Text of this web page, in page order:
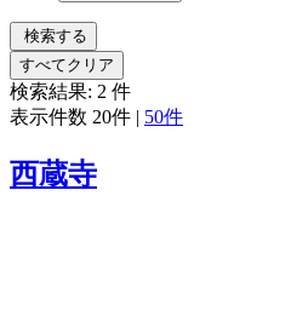
検索する
すべてクリア
検索結果: 2 件
表示件数 20件 | 50件
西蔵寺